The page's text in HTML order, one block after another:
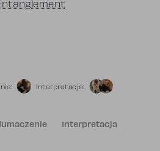
Interpretacja:
Interpretacja